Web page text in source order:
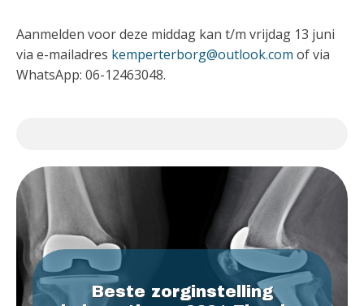
Aanmelden voor deze middag kan t/m vrijdag 13 juni
via e-mailadres kemperterborg@outlook.com of via
WhatsApp: 06-12463048.
Beste zorginstelling